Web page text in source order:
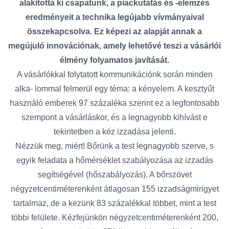
alakította ki csapatunk, a piackutatás és -elemzés
eredményeit a technika legújabb vívmányaival
összekapcsolva. Ez képezi az alapját annak a
megújuló innovációnak, amely lehetővé teszi a vásárlói
élmény folyamatos javítását.
A vásárlókkal folytatott kommunikációnk során minden
alka- lommal felmerül egy téma: a kényelem. A kesztyűt
használó emberek 97 százaléka szerint ez a legfontosabb
szempont a vásárláskor, és a legnagyobb kihívást e
tekintetben a kéz izzadása jelenti.
Nézzük meg, miért! Bőrünk a test legnagyobb szerve, s
egyik feladata a hőmérséklet szabályozása az izzadás
segítségével (hőszabályozás). A bőrszövet
négyzetcentiméterenként átlagosan 155 izzadságmirigyet
tartalmaz, de a kezünk 83 százalékkal többet, mint a test
többi felülete. Kézfejünkön négyzetcentiméterenként 200,